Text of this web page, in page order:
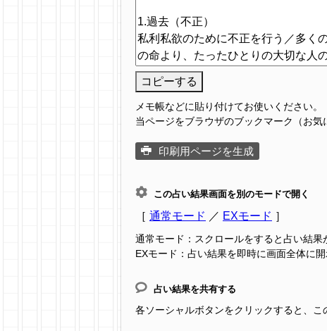
コピーする
メモ帳などに貼り付けてお使いください。
当ページをブラウザのブックマーク（お
印刷用ページを生成
この占い結果画面を別のモードで開く
［ 通常モード ／ EXモード ］
通常モード：スクロールをすると占い結果
EXモード：占い結果を即時に画面全体に
占い結果を共有する
各ソーシャルボタンをクリックすると、